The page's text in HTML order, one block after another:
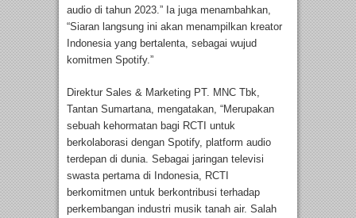
audio di tahun 2023.” Ia juga menambahkan,
“Siaran langsung ini akan menampilkan kreator
Indonesia yang bertalenta, sebagai wujud
komitmen Spotify.”
Direktur Sales & Marketing PT. MNC Tbk,
Tantan Sumartana, mengatakan, “Merupakan
sebuah kehormatan bagi RCTI untuk
berkolaborasi dengan Spotify, platform audio
terdepan di dunia. Sebagai jaringan televisi
swasta pertama di Indonesia, RCTI
berkomitmen untuk berkontribusi terhadap
perkembangan industri musik tanah air. Salah